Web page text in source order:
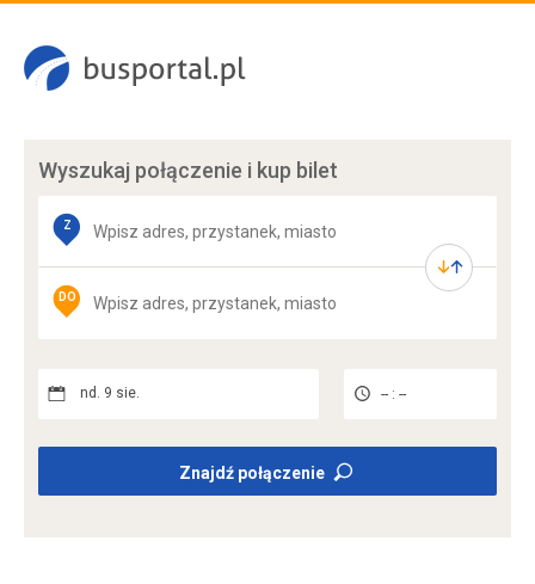
Wyszukaj połączenie i kup bilet
Z
DO
nd. 9 sie. -- : --
Znajdź połączenie